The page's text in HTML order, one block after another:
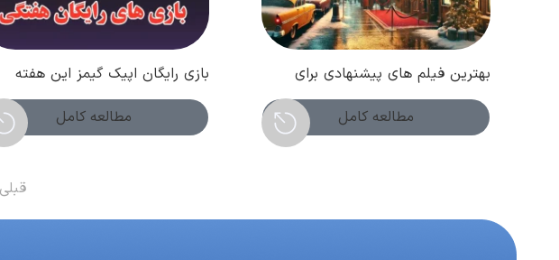
بهترین فیلم های پیشنهادی برای
تماشا در آخر هفته! ( اسفند 1403 )
مطالعه کامل
بازی رایگان اپیک گیمز این هفته
چیست؟ (هفته اول دی 1404)
مطالعه کامل
قبلی